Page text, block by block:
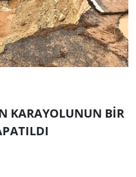
KARAYOLUNUN BİR